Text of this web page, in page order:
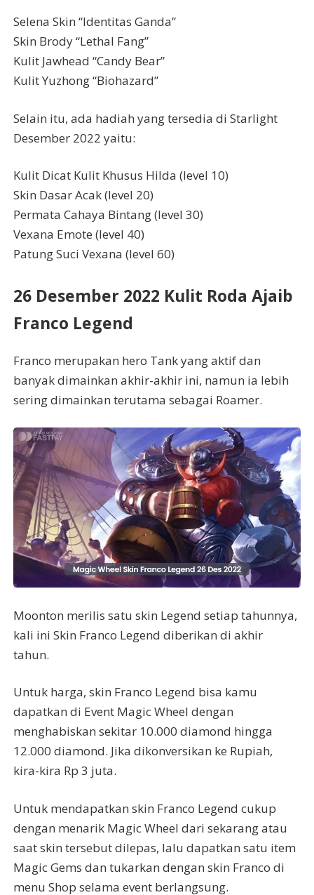
Selena Skin “Identitas Ganda”
Skin Brody “Lethal Fang”
Kulit Jawhead “Candy Bear”
Kulit Yuzhong “Biohazard”
Selain itu, ada hadiah yang tersedia di Starlight
Desember 2022 yaitu:
Kulit Dicat Kulit Khusus Hilda (level 10)
Skin Dasar Acak (level 20)
Permata Cahaya Bintang (level 30)
Vexana Emote (level 40)
Patung Suci Vexana (level 60)
26 Desember 2022 Kulit Roda Ajaib
Franco Legend
Franco merupakan hero Tank yang aktif dan
banyak dimainkan akhir-akhir ini, namun ia lebih
sering dimainkan terutama sebagai Roamer.
Moonton merilis satu skin Legend setiap tahunnya,
kali ini Skin Franco Legend diberikan di akhir
tahun.
Untuk harga, skin Franco Legend bisa kamu
dapatkan di Event Magic Wheel dengan
menghabiskan sekitar 10.000 diamond hingga
12.000 diamond. Jika dikonversikan ke Rupiah,
kira-kira Rp 3 juta.
Untuk mendapatkan skin Franco Legend cukup
dengan menarik Magic Wheel dari sekarang atau
saat skin tersebut dilepas, lalu dapatkan satu item
Magic Gems dan tukarkan dengan skin Franco di
menu Shop selama event berlangsung.